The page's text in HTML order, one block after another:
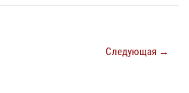
Следующая →